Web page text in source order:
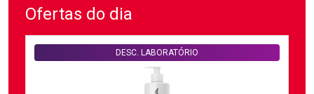
Ofertas do dia
DESC. LABORATÓRIO